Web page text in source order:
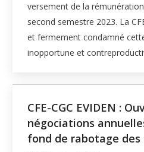
versement de la
second semestre 2023. La
et fermement condamné
inopportune et
CFE-CGC EVIDEN :
négociations
fond de rabotage